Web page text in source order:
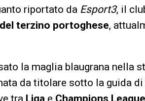
riportato da Esport3, il
terzino portoghese,
la maglia blaugrana nella
da titolare sotto la guida di
tra Liga e Champions League